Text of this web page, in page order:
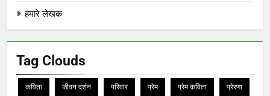
हमारे लेखक
Tag Clouds
कविता जीवन दर्शन परिवार प्रेम प्रेम कविता प्रेरणा